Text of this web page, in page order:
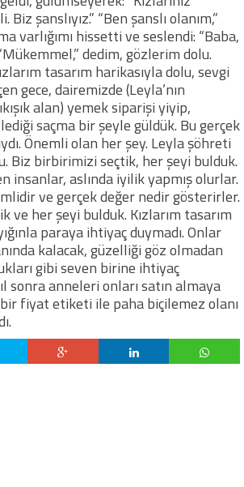
şanslıyız.” “Ben şanslı olanım,”
varlığımı hissetti ve seslendi: “Baba,
dedim, gözlerim dolu.
tasarım harikasıyla dolu, sevgi
gece, dairemizde (Leyla’nın
alan) yemek siparişi yiyip,
saçma bir şeyle güldük. Bu gerçek
Önemli olan her şey. Leyla şöhreti
Biz birbirimizi seçtik, her şeyi bulduk.
insanlar, aslında iyilik yapmış olurlar.
ve gerçek değer nedir gösterirler.
ve her şeyi bulduk. Kızlarım tasarım
paraya ihtiyaç duymadı. Onlar
kalacak, güzelliği göz olmadan
gibi seven birine ihtiyaç
sonra anneleri onları satın almaya
bir fiyat etiketi ile paha biçilemez olanı